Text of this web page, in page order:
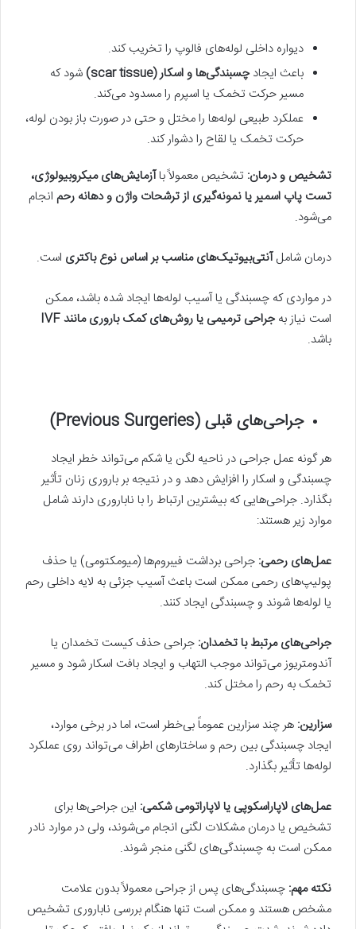
دیواره داخلی لوله‌های فالوپ را تخریب کند.
باعث ایجادچسبندگی‌ها و اسکار(scar tissue)
شود که
مسیر حرکت تخمک یا اسپرم را مسدود می‌کند.
عملکرد طبیعی لوله‌ها را مختل و حتی در صورت باز بودن لوله،
حرکت تخمک یا لقاح را دشوار کند.
تشخیص و درمان: تشخیص معمولاً باآزمایش‌های میکروبیولوژی،
تست‌ پاپ اسمیر یا نمونه‌گیری از ترشحات واژن و دهانه رحم انجام
می‌شود.
درمان شاملآنتی‌بیوتیک‌های مناسب بر اساس نوع باکتری است.
در مواردی که چسبندگی یا آسیب لوله‌ها ایجاد شده باشد، ممکن
است نیاز بهجراحی ترمیمی یا روش‌های کمک باروری مانند
باشد.
جراحی‌های قبلی (Previous Surgeries
)
هر گونه عمل جراحی در ناحیه لگن یا شکم می‌تواند خطر ایجاد
چسبندگی و اسکار را افزایش دهد و در نتیجه بر باروری زنان تأثیر
بگذارد. جراحی‌هایی که بیشترین ارتباط را با ناباروری دارند شامل
موارد زیر هستند:
عمل‌های رحمی: جراحی برداشت فیبروم‌ها (میومکتومی) یا حذف
پولیپ‌های رحمی ممکن است باعث آسیب جزئی به لایه داخلی رحم
یا لوله‌ها شوند و چسبندگی ایجاد کنند.
جراحی‌های مرتبط با تخمدان: جراحی حذف کیست تخمدان یا
آندومتریوز می‌تواند موجب التهاب و ایجاد بافت اسکار شود و مسیر
تخمک به رحم را مختل ‌کند.
سزارین: هر چند سزارین عموماً بی‌خطر است، اما در برخی موارد،
ایجاد چسبندگی بین رحم و ساختارهای اطراف می‌تواند روی عملکرد
لوله‌ها تأثیر بگذارد.
عمل‌های لاپاراسکوپی یا لاپاراتومی شکمی: این جراحی‌ها برای
تشخیص یا درمان مشکلات لگنی انجام می‌شوند، ولی در موارد نادر
ممکن است به چسبندگی‌های لگنی منجر شوند.
نکته مهم: چسبندگی‌های پس از جراحی معمولاً بدون علامت
مشخص هستند و ممکن است تنها هنگام بررسی ناباروری تشخیص